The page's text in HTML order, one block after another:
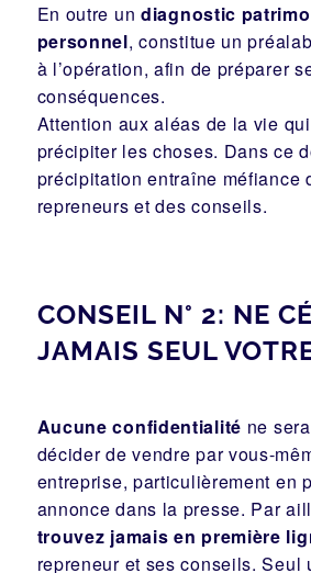
En outre un diagnostic
personnel, constitue un
à l’opération, afin de préparer
conséquences.
Attention aux aléas de la vie
précipiter les choses. Dans ce
précipitation entraîne méfiance
repreneurs et des conseils.
CONSEIL N° 2: NE
JAMAIS SEUL
Aucune confidentialité ne
décider de vendre par vous-
entreprise, particulièrement en
annonce dans la presse. Par
trouvez jamais en première
repreneur et ses conseils. Seul